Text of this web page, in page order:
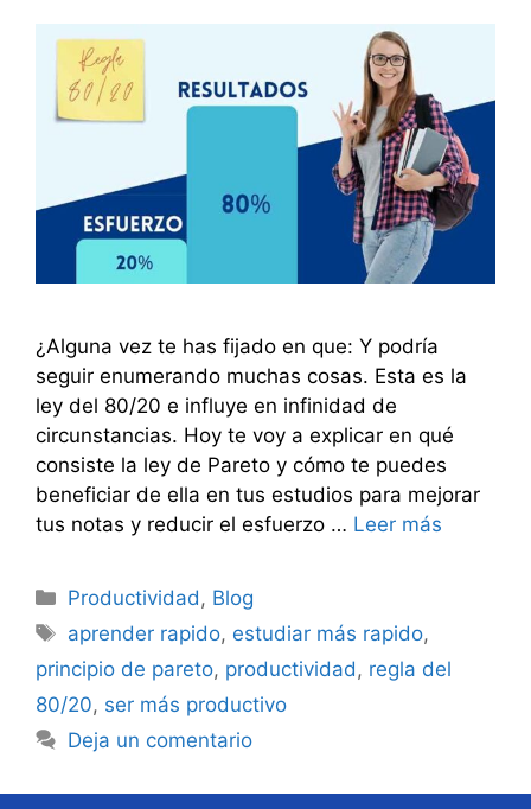
¿Alguna vez te has fijado en que: Y podría
seguir enumerando muchas cosas. Esta es la
ley del 80/20 e influye en infinidad de
circunstancias. Hoy te voy a explicar en qué
consiste la ley de Pareto y cómo te puedes
beneficiar de ella en tus estudios para mejorar
tus notas y reducir el esfuerzo … Leer más
Categorías
Productividad, Blog
Etiquetas
aprender rapido, estudiar más rapido,
principio de pareto, productividad, regla del
80/20, ser más productivo
Deja un comentario